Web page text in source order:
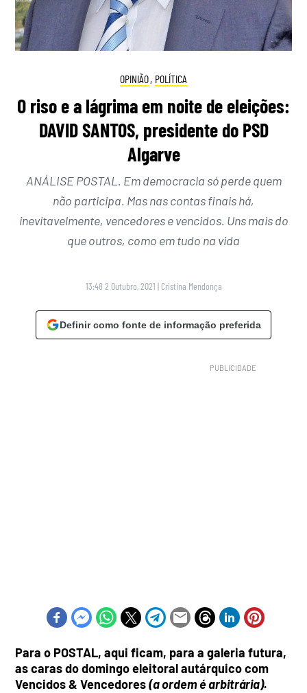
OPINIÃO, POLÍTICA
O riso e a lágrima em noite de eleições:
DAVID SANTOS, presidente do PSD
Algarve
ANÁLISE POSTAL. Em democracia só perde quem
não participa. Mas nas contas finais há,
inevitavelmente, vencedores e vencidos. Uns mais do
que outros, como em tudo na vida
13:48 2 Outubro, 2021 | Cristina Mendonça
Definir como fonte de informação preferida
Para o POSTAL, aqui ficam, para a galeria futura,
as caras do domingo eleitoral autárquico com
Vencidos & Vencedores(a ordem é arbitrária).